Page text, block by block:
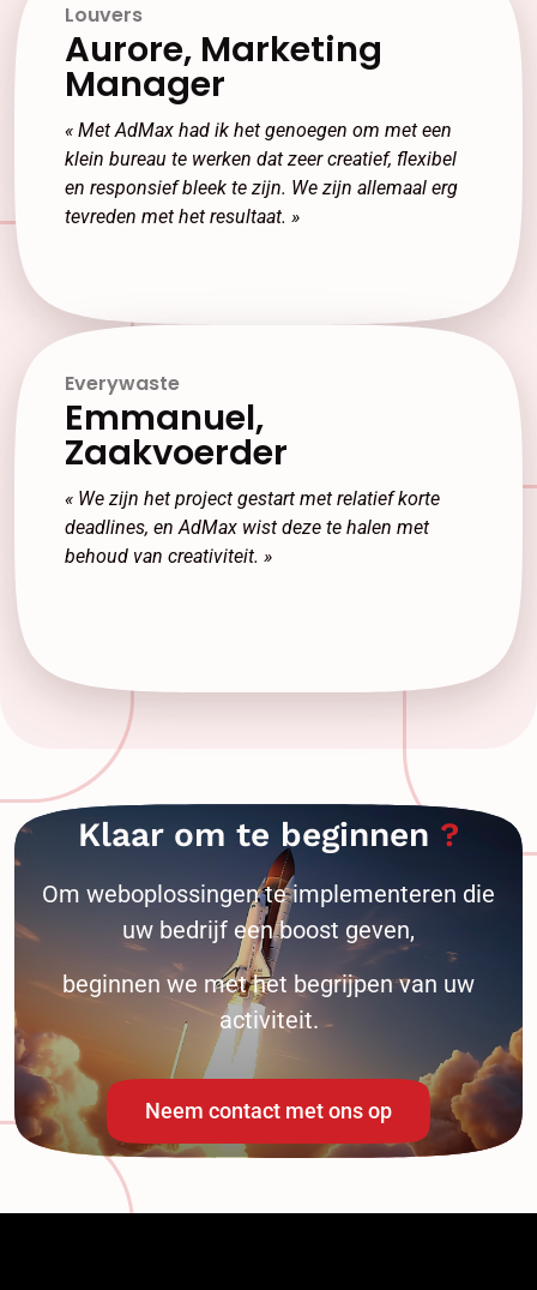
Louvers
Aurore, Marketing
Manager
« Met AdMax had ik het genoegen om met een
klein bureau te werken dat zeer creatief, flexibel
en responsief bleek te zijn. We zijn allemaal erg
tevreden met het resultaat. »
Everywaste​
Emmanuel,
Zaakvoerder
« We zijn het project gestart met relatief korte
deadlines, en AdMax wist deze te halen met
behoud van creativiteit. »
Klaar om te beginnen
Om weboplossingen te implementeren die
uw bedrijf een boost geven,
beginnen we met het begrijpen van uw
activiteit.
Neem contact met ons op